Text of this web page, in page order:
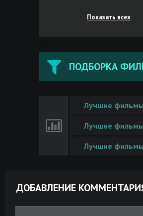
Показать всех
ПОДБОРКА
Лучшие
Лучшие
Лучшие
ДОБАВЛЕНИЕ